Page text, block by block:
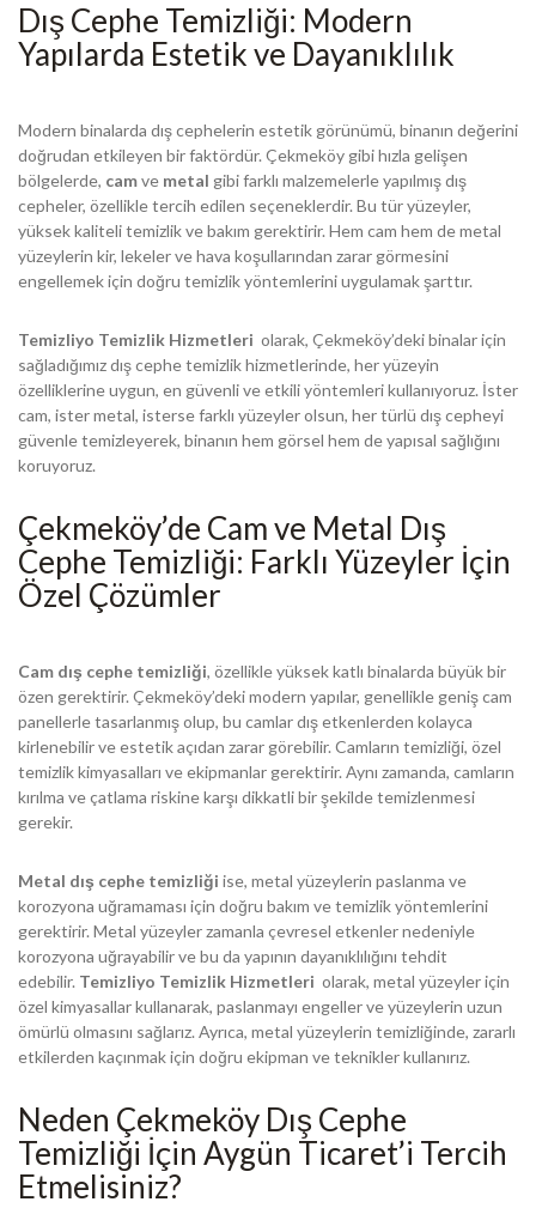
Dış Cephe Temizliği: Modern
Yapılarda Estetik ve Dayanıklılık
Modern binalarda dış cephelerin estetik görünümü, binanın değerini
doğrudan etkileyen bir faktördür. Çekmeköy gibi hızla gelişen
bölgelerde, camve metal gibi farklı malzemelerle yapılmış dış
cepheler, özellikle tercih edilen seçeneklerdir. Bu tür yüzeyler,
yüksek kaliteli temizlik ve bakım gerektirir. Hem cam hem de metal
yüzeylerin kir, lekeler ve hava koşullarından zarar görmesini
engellemek için doğru temizlik yöntemlerini uygulamak şarttır.
Temizliyo Temizlik Hizmetleri olarak, Çekmeköy’deki binalar için
sağladığımız dış cephe temizlik hizmetlerinde, her yüzeyin
özelliklerine uygun, en güvenli ve etkili yöntemleri kullanıyoruz. İster
cam, ister metal, isterse farklı yüzeyler olsun, her türlü dış cepheyi
güvenle temizleyerek, binanın hem görsel hem de yapısal sağlığını
koruyoruz.
Çekmeköy’de Cam ve Metal Dış
Cephe Temizliği: Farklı Yüzeyler İçin
Özel Çözümler
Cam dış cephe temizliği, özellikle yüksek katlı binalarda büyük bir
özen gerektirir. Çekmeköy’deki modern yapılar, genellikle geniş cam
panellerle tasarlanmış olup, bu camlar dış etkenlerden kolayca
kirlenebilir ve estetik açıdan zarar görebilir. Camların temizliği, özel
temizlik kimyasalları ve ekipmanlar gerektirir. Aynı zamanda, camların
kırılma ve çatlama riskine karşı dikkatli bir şekilde temizlenmesi
gerekir.
Metal dış cephe temizliği ise, metal yüzeylerin paslanma ve
korozyona uğramaması için doğru bakım ve temizlik yöntemlerini
gerektirir. Metal yüzeyler zamanla çevresel etkenler nedeniyle
korozyona uğrayabilir ve bu da yapının dayanıklılığını tehdit
edebilir. Temizliyo Temizlik Hizmetleri olarak, metal yüzeyler için
özel kimyasallar kullanarak, paslanmayı engeller ve yüzeylerin uzun
ömürlü olmasını sağlarız. Ayrıca, metal yüzeylerin temizliğinde, zararlı
etkilerden kaçınmak için doğru ekipman ve teknikler kullanırız.
Neden Çekmeköy Dış Cephe
Temizliği İçin Aygün Ticaret’i Tercih
Etmelisiniz?